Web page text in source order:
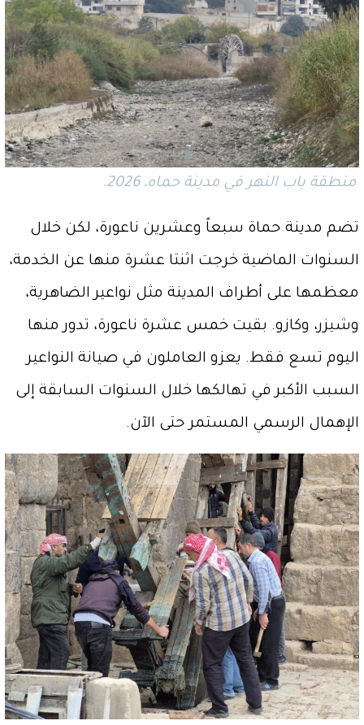
منطقة باب النهر في مدينة حماه، 2026.
تضم مدينة حماة سبعاً وعشرين ناعورة، لكن خلال
السنوات الماضية خرجت اثنتا عشرة منها عن الخدمة،
معظمها على أطراف المدينة مثل نواعير الضاهرية،
وشيزر، وكازو. بقيت خمس عشرة ناعورة، تدور منها
اليوم تسع فقط. يعزو العاملون في صيانة النواعير
السبب الأكبر في تهالكها خلال السنوات السابقة إلى
الإهمال الرسمي المستمر حتى الآن.